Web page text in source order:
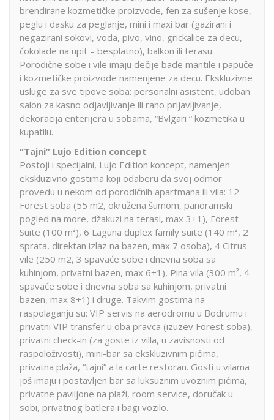
brendirane kozmetičke proizvode, fen za sušenje kose,
peglu i dasku za peglanje, mini i maxi bar (gazirani i
negazirani sokovi, voda, pivo, vino, grickalice za decu,
čokolade na upit – besplatno), balkon ili terasu.
Porodične sobe i vile imaju dečije bade mantile i papuče
i kozmetičke proizvode namenjene za decu. Ekskluzivne
usluge za sve tipove soba: personalni asistent, udoban
salon za kasno odjavljivanje ili rano prijavljivanje,
dekoracija enterijera u sobama, “Bvlgari “ kozmetika u
kupatilu.
“Tajni” Lujo Edition concept
Postoji i specijalni, Lujo Edition koncept, namenjen
ekskluzivno gostima koji odaberu da svoj odmor
provedu u nekom od porodičnih apartmana ili vila: 12
Forest soba (55 m2, okružena šumom, panoramski
pogled na more, džakuzi na terasi, max 3+1), Forest
Suite (100 m²), 6 Laguna duplex family suite (140 m², 2
sprata, direktan izlaz na bazen, max 7 osoba), 4 Citrus
vile (250 m2, 3 spavaće sobe i dnevna soba sa
kuhinjom, privatni bazen, max 6+1), Pina vila (300 m², 4
spavaće sobe i dnevna soba sa kuhinjom, privatni
bazen, max 8+1) i druge. Takvim gostima na
raspolaganju su: VIP servis na aerodromu u Bodrumu i
privatni VIP transfer u oba pravca (izuzev Forest soba),
privatni check-in (za goste iz villa, u zavisnosti od
raspoloživosti), mini-bar sa ekskluzivnim pićima,
privatna plaža, “tajni” a la carte restoran. Gosti u vilama
još imaju i postavljen bar sa luksuznim uvoznim pićima,
privatne paviljone na plaži, room service, doručak u
sobi, privatnog batlera i bagi vozilo.